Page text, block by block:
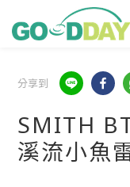
分享到
SMITH
溪流小魚